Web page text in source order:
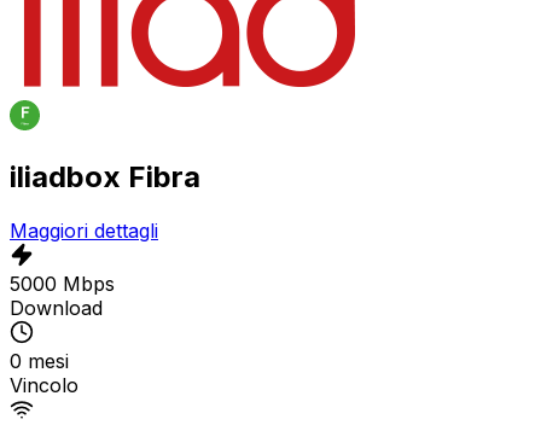
iliadbox Fibra
Maggiori dettagli
5000 Mbps
Download
0 mesi
Vincolo